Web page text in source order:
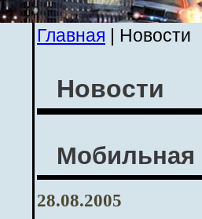
Главная | Новости
Новости
28.08.2005